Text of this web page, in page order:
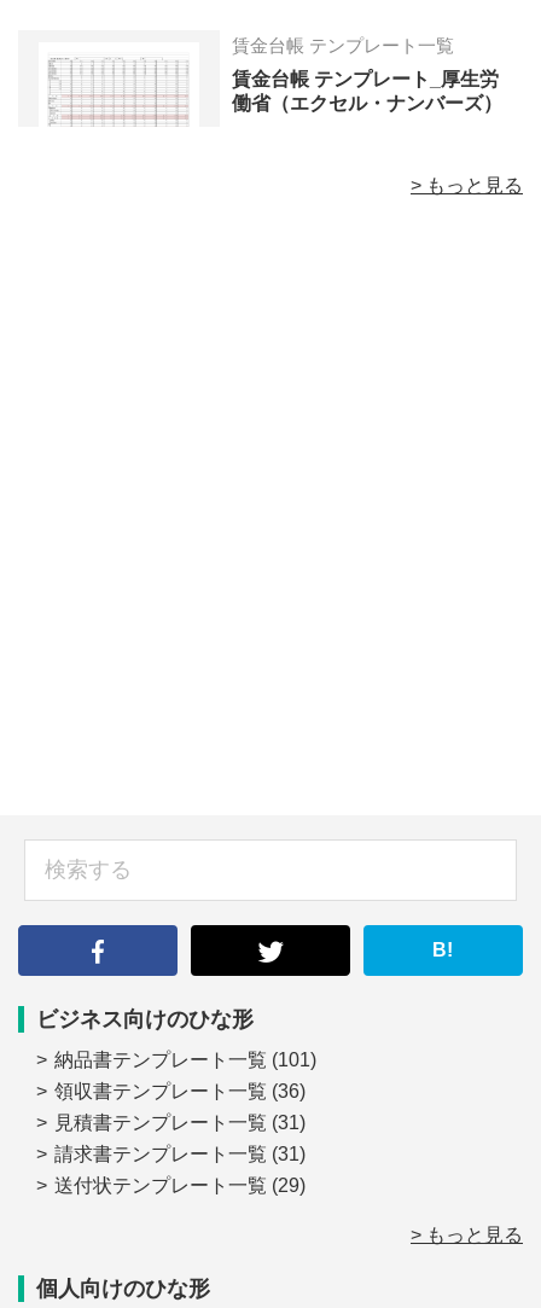
賃金台帳 テンプレート一覧
賃金台帳 テンプレート_厚生労
働省（エクセル・ナンバーズ）
> もっと見る
B!
ビジネス向けのひな形
納品書テンプレート一覧 (101)
領収書テンプレート一覧 (36)
見積書テンプレート一覧 (31)
請求書テンプレート一覧 (31)
送付状テンプレート一覧 (29)
> もっと見る
個人向けのひな形